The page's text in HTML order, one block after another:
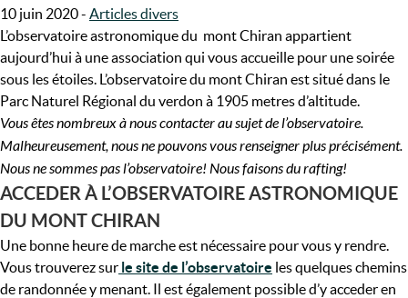
10 juin 2020- Articles divers
L’observatoire astronomique du mont Chiran appartient
aujourd’hui à une association qui vous accueille pour une soirée
sous les étoiles. L’observatoire du mont Chiran est situé dans le
Parc Naturel Régional du verdon à 1905 metres d’altitude.
Vous êtes nombreux à nous contacter au sujet de l’observatoire.
Malheureusement, nous ne pouvons vous renseigner plus précisément.
Nous ne sommes pas l’observatoire! Nous faisons du rafting!
ACCEDER À L’OBSERVATOIRE ASTRONOMIQUE
DU MONT CHIRAN
Une bonne heure de marche est nécessaire pour vous y rendre.
Vous trouverez sur le site de l’observatoire les quelques chemins
de randonnée y menant. Il est également possible d’y acceder en